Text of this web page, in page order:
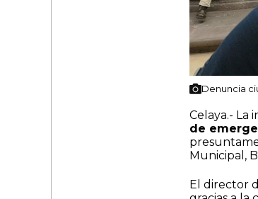
Denuncia
Celaya.-
de
Municipal,
El director